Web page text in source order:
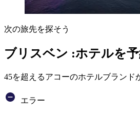
次の旅先を探そう
ブリスベン :ホテルを
45を超えるアコーのホテルブランド
エラー